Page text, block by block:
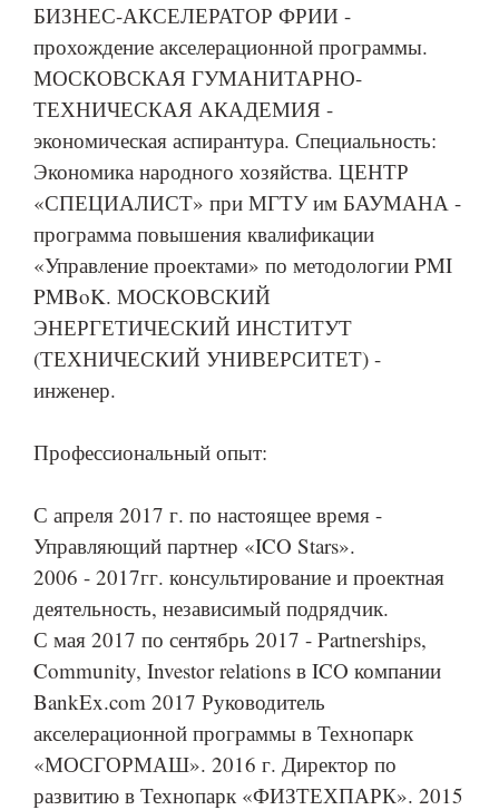
БИЗНЕС-АКСЕЛЕРАТОР ФРИИ -
прохождение акселерационной программы.
МОСКОВСКАЯ ГУМАНИТАРНО-
ТЕХНИЧЕСКАЯ АКАДЕМИЯ -
экономическая аспирантура. Специальность:
Экономика народного хозяйства. ЦЕНТР
«СПЕЦИАЛИСТ» при МГТУ им БАУМАНА -
программа повышения квалификации
«Управление проектами» по методологии PMI
PMBoK. МОСКОВСКИЙ
ЭНЕРГЕТИЧЕСКИЙ ИНСТИТУТ
(ТЕХНИЧЕСКИЙ УНИВЕРСИТЕТ) -
инженер.
Профессиональный опыт:
С апреля 2017 г. по настоящее время -
Управляющий партнер «ICO Stars».
2006 - 2017гг. консультирование и проектная
деятельность, независимый подрядчик.
С мая 2017 по сентябрь 2017 - Partnerships,
Community, Investor relations в ICO компании
BankEx.com 2017 Руководитель
акселерационной программы в Технопарк
«МОСГОРМАШ». 2016 г. Директор по
развитию в Технопарк «ФИЗТЕХПАРК». 2015